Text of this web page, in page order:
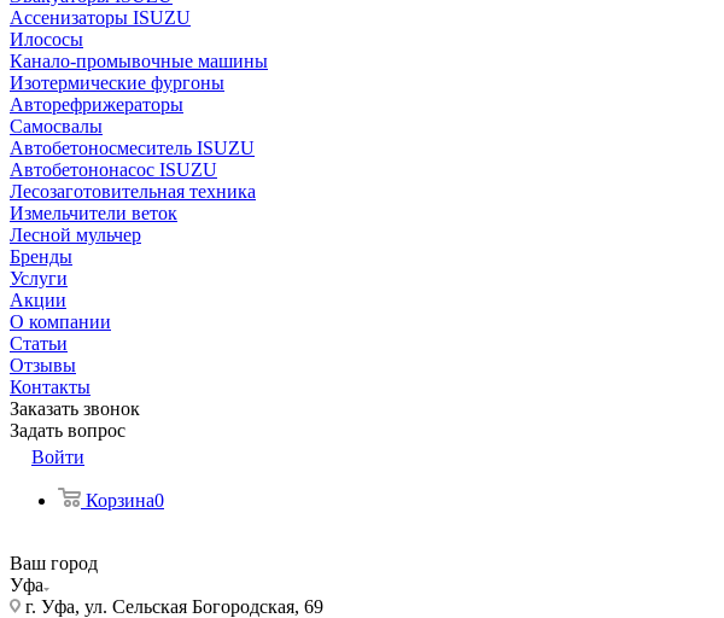
Ассенизаторы ISUZU
Илососы
Канало-промывочные машины
Изотермические фургоны
Авторефрижераторы
Самосвалы
Автобетоносмеситель ISUZU
Автобетононасос ISUZU
Лесозаготовительная техника
Измельчители веток
Лесной мульчер
Бренды
Услуги
Акции
О компании
Статьи
Отзывы
Контакты
Заказать звонок
Задать вопрос
Войти
Корзина0
Ваш город
Уфа
г. Уфа, ул. Сельская Богородская, 69